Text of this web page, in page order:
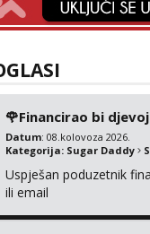
🌹Financirao bi
Datum: 08.kolovoza 2026.
Kategorija: Sugar Daddy
Uspješan poduzetnik
ili email